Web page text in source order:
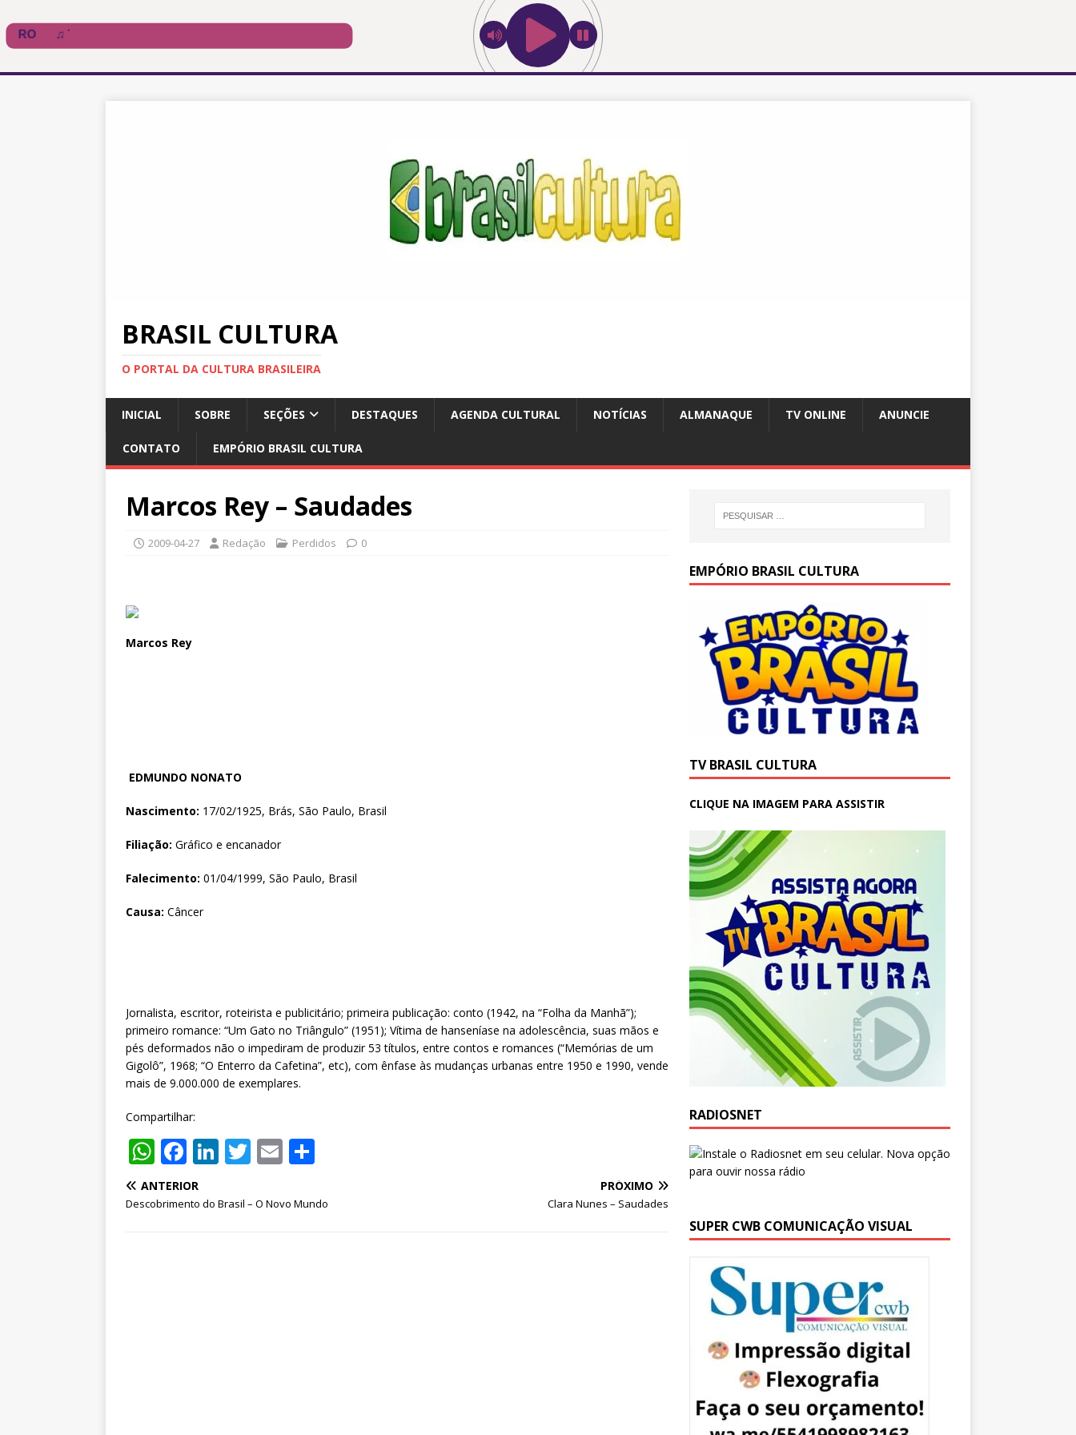
BRASIL CULTURA
O PORTAL DA CULTURA BRASILEIRA
INICIAL SOBRE SEÇÕES DESTAQUES AGENDA CULTURAL NOTÍCIAS ALMANAQUE TV ONLINE ANUNCIE
CONTATO EMPÓRIO BRASIL CULTURA
Marcos Rey – Saudades
2009-04-27 Redação Perdidos 0
Marcos Rey
EDMUNDO NONATO
Nascimento: 17/02/1925, Brás, São Paulo, Brasil
Filiação: Gráfico e encanador
Falecimento: 01/04/1999, São Paulo, Brasil
Causa: Câncer
Jornalista, escritor, roteirista e publicitário; primeira publicação: conto (1942, na “Folha da Manhã”);
primeiro romance: “Um Gato no Triângulo” (1951); Vítima de hanseníase na adolescência, suas mãos e
pés deformados não o impediram de produzir 53 títulos, entre contos e romances (“Memórias de um
Gigolô”, 1968; “O Enterro da Cafetina”, etc), com ênfase às mudanças urbanas entre 1950 e 1990, vende
mais de 9.000.000 de exemplares.
Compartilhar:
W
h
at
F
a
c
Li
k
T
it
E
ai ar
ANTERIOR
Descobrimento do Brasil – O Novo Mundo
PRÓXIMO
Clara Nunes – Saudades
EMPÓRIO BRASIL CULTURA
TV BRASIL CULTURA
CLIQUE NA IMAGEM PARA ASSISTIR
RADIOSNET
SUPER CWB COMUNICAÇÃO VISUAL